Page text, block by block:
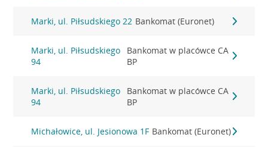
Marki, ul. Piłsudskiego 22 Bankomat (Euronet)
Marki, ul. Piłsudskiego
94
Bankomat w placówce CA
BP
Marki, ul. Piłsudskiego
94
Bankomat w placówce CA
BP
Michałowice, ul. Jesionowa 1F Bankomat (Euronet)